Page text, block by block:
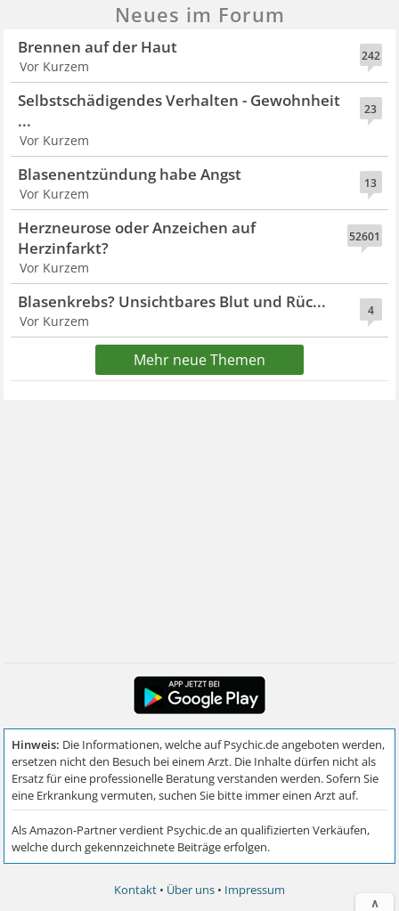
Neues im Forum
242
Brennen auf der Haut
Vor Kurzem
23
Selbstschädigendes Verhalten - Gewohnheit
...
Vor Kurzem
13
Blasenentzündung habe Angst
Vor Kurzem
52601
Herzneurose oder Anzeichen auf
Herzinfarkt?
Vor Kurzem
4
Blasenkrebs? Unsichtbares Blut und Rüc...
Vor Kurzem
Mehr neue Themen
Kontakt • Über uns • Impressum
∧